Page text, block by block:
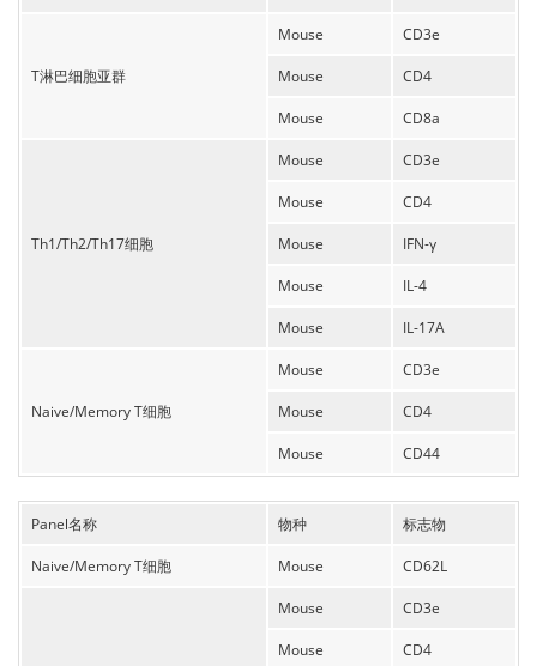
T淋巴细胞亚群
Mouse CD3e
Mouse CD4
Mouse CD8a
Th1/Th2/Th17细胞
Mouse CD3e
Mouse CD4
Mouse IFN-γ
Mouse IL-4
Mouse IL-17A
Naive/Memory T细胞
Mouse CD3e
Mouse CD4
Mouse CD44
Panel名称 物种 标志物
Naive/Memory T细胞 Mouse CD62L
Mouse CD3e
Mouse CD4